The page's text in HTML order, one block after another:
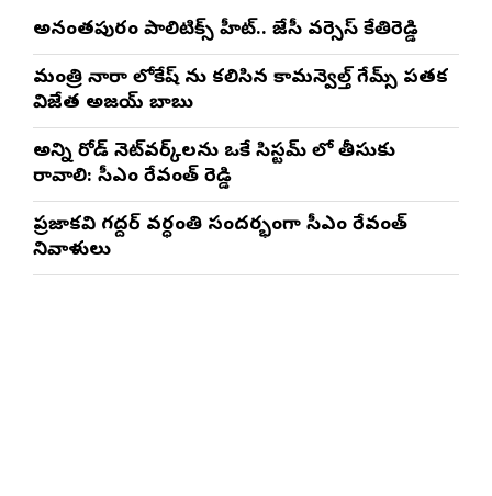
అనంతపురం పాలిటిక్స్ హీట్.. జేసీ వర్సెస్ కేతిరెడ్డి
మంత్రి నారా లోకేష్ ను కలిసిన కామన్వెల్త్ గేమ్స్ పతక
విజేత అజయ్ బాబు
అన్ని రోడ్ నెట్‌వర్క్‌లను ఒకే సిస్టమ్ లో తీసుకు
రావాలి: సీఎం రేవంత్ రెడ్డి
ప్రజాకవి గద్దర్‌ వర్ధంతి సందర్భంగా సీఎం రేవంత్‌
నివాళులు